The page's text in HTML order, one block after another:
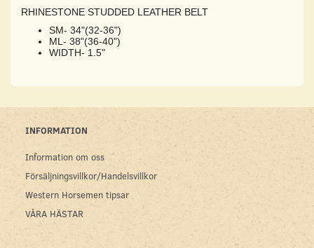
RHINESTONE STUDDED LEATHER BELT
SM- 34"(32-36")
ML- 38"(36-40")
WIDTH- 1.5"
INFORMATION
Information om oss
Försäljningsvillkor/Handelsvillkor
Western Horsemen tipsar
VÅRA HÄSTAR